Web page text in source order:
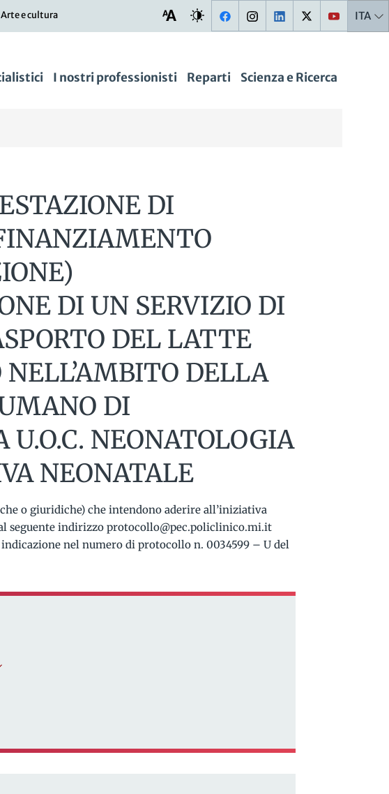
Arte e cultura ITA
I nostri professionisti Reparti Scienza e Ricerca
DI
DI UN SERVIZIO DI
DEL LATTE
DELLA
DI
NEONATOLOGIA
NEONATALE
o giuridiche) che intendono aderire all’iniziativa
seguente indirizzo protocollo@pec.policlinico.mi.it
nel numero di protocollo n. 0034599 – U del